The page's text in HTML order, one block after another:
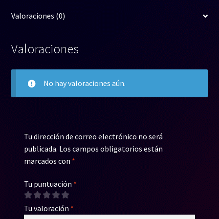
Valoraciones (0)
Valoraciones
No hay valoraciones aún.
Tu dirección de correo electrónico no será
publicada. Los campos obligatorios están
marcados con *
Tu puntuación *
Tu valoración *